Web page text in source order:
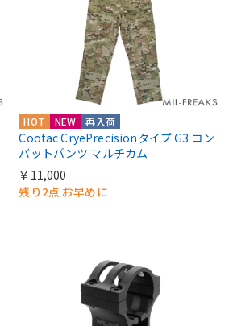
HOT NEW 再入荷
Cootac CryePrecisionタイプ G3 コン
バットパンツ マルチカム
￥11,000
残り2点 お早めに